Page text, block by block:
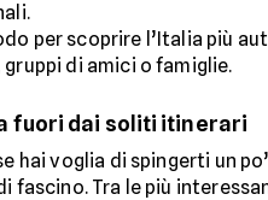
per scoprire l’Italia più
gruppi di amici o famiglie.
fuori dai soliti itinerari
hai voglia di spingerti un
fascino. Tra le più